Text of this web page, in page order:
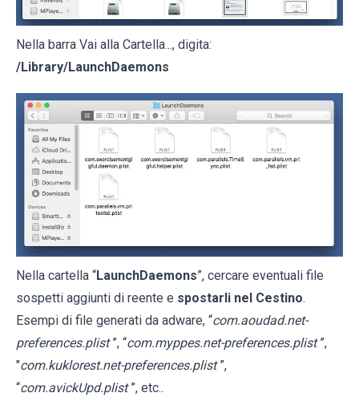
Nella barra Vai alla Cartella..., digita:
/Library/LaunchDaemons
Nella cartella “LaunchDaemons”, cercare eventuali file
sospetti aggiunti di reente e spostarli nel Cestino.
Esempi di file generati da adware, “com.aoudad.net-
preferences.plist ”, “com.myppes.net-preferences.plist ”,
"com.kuklorest.net-preferences.plist ”,
“com.avickUpd.plist ”, etc..